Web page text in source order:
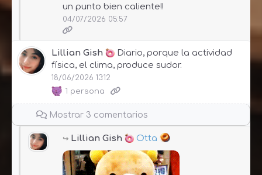
un punto bien caliente!!
04/07/2026 05:57
Lillian Gish
Diario, porque la actividad
física, el clima, produce sudor.
18/06/2026 13:12
1 persona
Mostrar 3 comentarios
Lillian Gish Otta